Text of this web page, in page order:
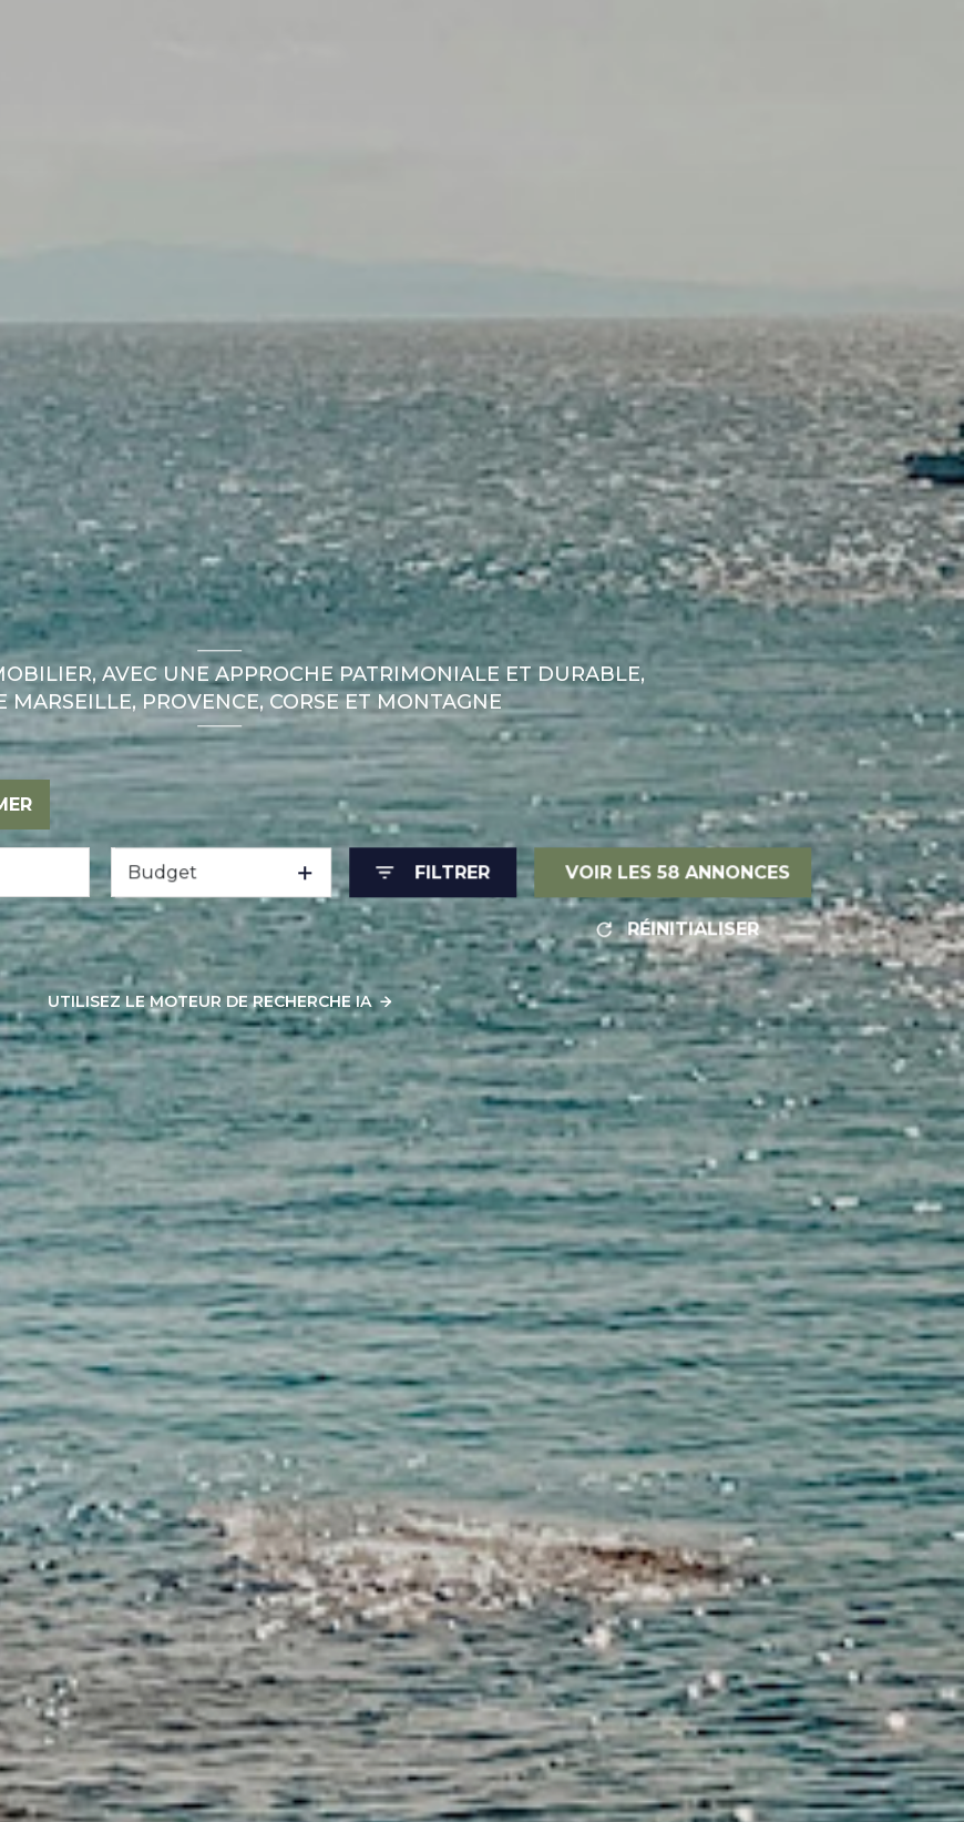
AVEC UNE APPROCHE PATRIMONIALE ET DURABLE,
MARSEILLE, PROVENCE, CORSE ET MONTAGNE
Budget FILTRER VOIR LES58 ANNONCES
RÉINITIALISER
UTILISEZ LE MOTEUR DE RECHERCHE IA